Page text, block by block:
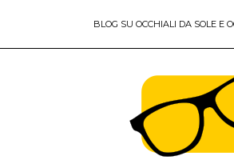
BLOG SU OCCHIALI DA SOLE E